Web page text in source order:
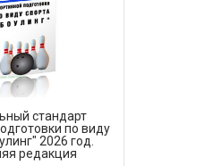
стандарт
по виду
2026 год.
редакция